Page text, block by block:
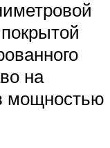
на
мощностью